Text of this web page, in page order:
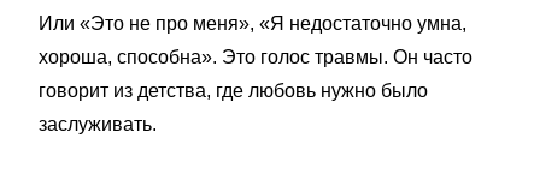
Или «Это не про меня», «Я недостаточно умна,
хороша, способна». Это голос травмы. Он часто
говорит из детства, где любовь нужно было
заслуживать.